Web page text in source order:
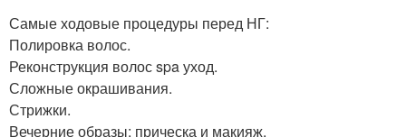
Самые ходовые процедуры перед НГ:
Полировка волос.
Реконструкция волос spa уход.
Сложные окрашивания.
Стрижки.
Вечерние образы: прическа и макияж.